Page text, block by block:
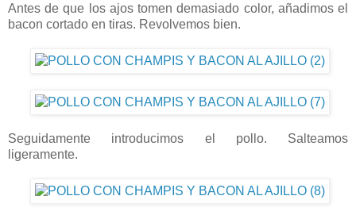
Antes de que los ajos tomen demasiado color, añadimos el
bacon cortado en tiras. Revolvemos bien.
Seguidamente introducimos el pollo. Salteamos
ligeramente.